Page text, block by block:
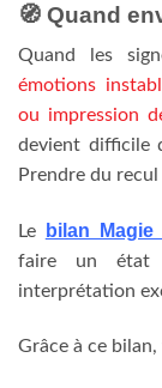
🧭 Quand
Quand les
émotions
ou impression
devient difficile
Prendre du
Le bilan
faire un état
interprétation
Grâce à ce